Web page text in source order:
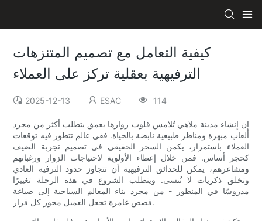
كيفية التعامل مع تصميم المتنزهات
الترفيهية بعقلية تركز على العملاء
2025-12-13 ESAC 114
إن إنشاء مدينة ملاهي تُلامس قلوب زوارها بعمق يتطلب أكثر من مجرد
ألعاب مبهرة ومناظر طبيعية نابضة بالحياة. ففي عالم تتطور فيه توقعات
العملاء باستمرار، يكمن السحر الحقيقي في تصميم تجربة الضيف
كحجر أساس. فمن خلال إعطاء الأولوية لاحتياجات الزوار ورغباتهم
ومشاعرهم، يمكن للحدائق الترفيهية أن تتجاوز حدود الترفيه العادي
وتخلق ذكريات لا تُنسى. ويتطلب الشروع في هذه الرحلة تغييرًا
مدروسًا في المنظور - من مجرد بناء المعالم السياحية إلى صياغة
قصص غامرة تجعل العميل محور كل قرار.